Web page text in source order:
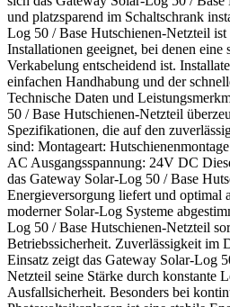
und platzsparend im Schaltschrank
Log 50 / Base Hutschienen-Netzteil
Installationen geeignet, bei denen eine
Verkabelung entscheidend ist.
einfachen Handhabung und der
Technische Daten und
50 / Base Hutschienen-Netzteil
Spezifikationen, die auf den
sind: Montageart:
AC Ausgangsspannung: 24V DC
das Gateway Solar-Log 50 / Base
Energieversorgung liefert und optimal
moderner Solar-Log Systeme
Log 50 / Base Hutschienen-Netzteil
Betriebssicherheit. Zuverlässigkeit im
Einsatz zeigt das Gateway Solar-Log
Netzteil seine Stärke durch konstante
Ausfallsicherheit. Besonders bei